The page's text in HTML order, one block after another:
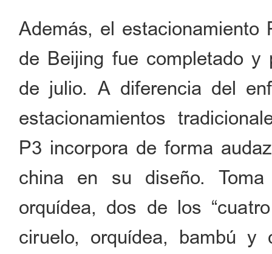
Además, el
de Beijing fue completado
de julio. A diferencia del
estacionamientos
P3 incorpora de forma
china en su diseño.
orquídea, dos de los
ciruelo, orquídea, bambú